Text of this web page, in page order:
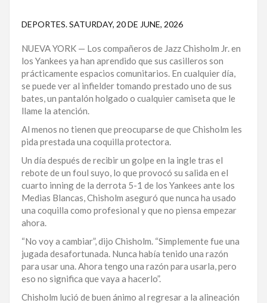
DISTRITO
NACIONAL
SANTO
DOMINGO
SANTIAGO
SAN
JUAN
LA
ALTAGRACIA
PUERTO
PLATA
CONTÁCTENOS
DEPORTES.SATURDAY, 20 DE JUNE, 2026
NUEVA YORK — Los compañeros de Jazz Chisholm Jr. en
los Yankees ya han aprendido que sus casilleros son
prácticamente espacios comunitarios. En cualquier día,
se puede ver al infielder tomando prestado uno de sus
bates, un pantalón holgado o cualquier camiseta que le
llame la atención.
Al menos no tienen que preocuparse de que Chisholm les
pida prestada una coquilla protectora.
Un día después de recibir un golpe en la ingle tras el
rebote de un foul suyo, lo que provocó su salida en el
cuarto inning de la derrota 5-1 de los Yankees ante los
Medias Blancas, Chisholm aseguró que nunca ha usado
una coquilla como profesional y que no piensa empezar
ahora.
“No voy a cambiar”, dijo Chisholm. “Simplemente fue una
jugada desafortunada. Nunca había tenido una razón
para usar una. Ahora tengo una razón para usarla, pero
eso no significa que vaya a hacerlo”.
Chisholm lució de buen ánimo al regresar a la alineación